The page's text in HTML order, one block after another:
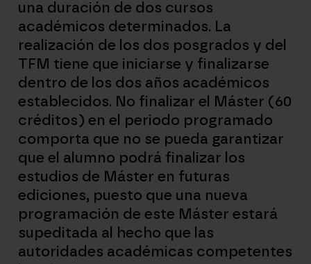
una duración de dos cursos
académicos determinados. La
realización de los dos posgrados y del
TFM tiene que iniciarse y finalizarse
dentro de los dos años académicos
establecidos. No finalizar el Máster (60
créditos) en el periodo programado
comporta que no se pueda garantizar
que el alumno podrá finalizar los
estudios de Máster en futuras
ediciones, puesto que una nueva
programación de este Máster estará
supeditada al hecho que las
autoridades académicas competentes